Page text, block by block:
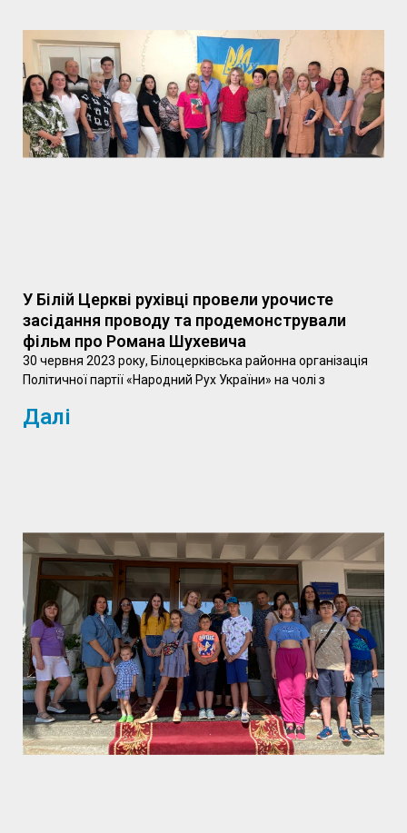
У Білій Церкві рухівці провели урочисте
засідання проводу та продемонстрували
фільм про Романа Шухевича
30 червня 2023 року, Білоцерківська районна організація
Політичної партії «Народний Рух України» на чолі з
Далі